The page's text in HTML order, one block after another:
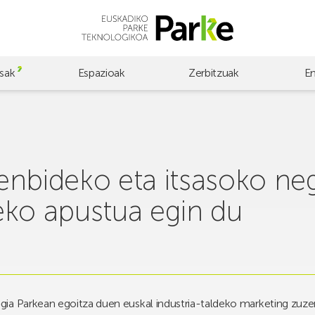
Espazioak Zerbitzuak
eta itsasoko
apustua egin du
Parkean egoitza duen euskal industria-taldeko marketing